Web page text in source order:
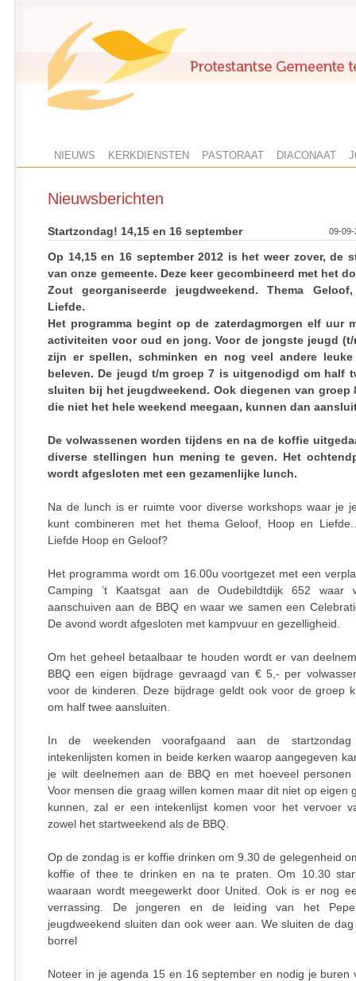
NIEUWS KERKDIENSTEN PASTORAAT DIACONAAT
Nieuwsberichten
Startzondag! 14,15 en 16 september 09-09-
Op 14,15 en 16 september 2012 is het weer zover, de
van onze gemeente. Deze keer gecombineerd met het
Zout georganiseerde jeugdweekend. Thema
Liefde.
Het programma begint op de zaterdagmorgen elf uur
activiteiten voor oud en jong. Voor de jongste jeugd (t/
zijn er spellen, schminken en nog veel andere
beleven. De jeugd t/m groep 7 is uitgenodigd om half
sluiten bij het jeugdweekend. Ook diegenen van groep
die niet het hele weekend meegaan, kunnen dan
De volwassenen worden tijdens en na de koffie
diverse stellingen hun mening te geven. Het
wordt afgesloten met een gezamenlijke lunch.
Na de lunch is er ruimte voor diverse workshops waar je
kunt combineren met het thema Geloof, Hoop en
Liefde Hoop en Geloof?
Het programma wordt om 16.00u voortgezet met een
Camping ’t Kaatsgat aan de Oudebildtdijk 652 waar
aanschuiven aan de BBQ en waar we samen een
De avond wordt afgesloten met kampvuur en gezelligheid.
Om het geheel betaalbaar te houden wordt er van
BBQ een eigen bijdrage gevraagd van € 5,- per
voor de kinderen. Deze bijdrage geldt ook voor de groep
om half twee aansluiten.
In de weekenden voorafgaand aan de
intekenlijsten komen in beide kerken waarop aangegeven
je wilt deelnemen aan de BBQ en met hoeveel personen
Voor mensen die graag willen komen maar dit niet op eigen
kunnen, zal er een intekenlijst komen voor het vervoer
zowel het startweekend als de BBQ.
Op de zondag is er koffie drinken om 9.30 de gelegenheid
koffie of thee te drinken en na te praten. Om 10.30
waaraan wordt meegewerkt door United. Ook is er nog
verrassing. De jongeren en de leiding van het
jeugdweekend sluiten dan ook weer aan. We sluiten de
borrel
Noteer in je agenda 15 en 16 september en nodig je buren